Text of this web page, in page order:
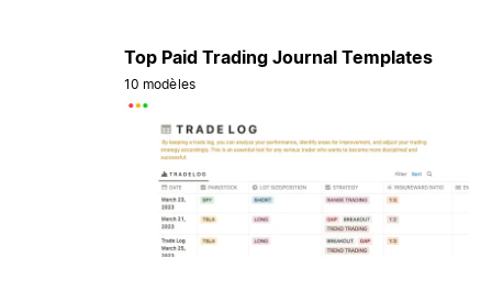
Top Paid Trading Journal Templates
10 modèles